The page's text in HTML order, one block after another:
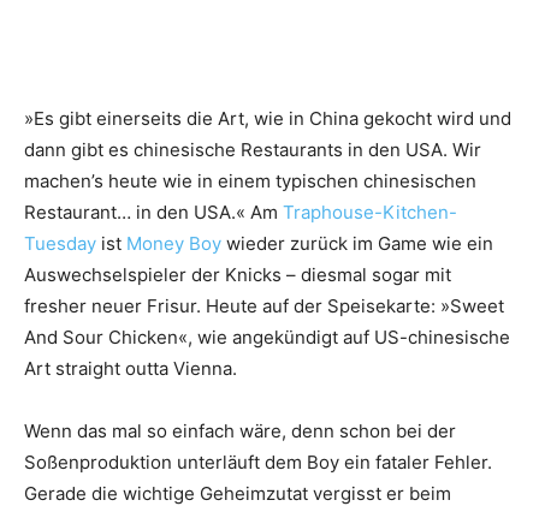
»Es gibt einerseits die Art, wie in China gekocht wird und
dann gibt es chinesische Restaurants in den USA. Wir
machen’s heute wie in einem typischen chinesischen
Restaurant… in den USA.« Am Traphouse-Kitchen-
Tuesday ist Money Boy wieder zurück im Game wie ein
Auswechselspieler der Knicks – diesmal sogar mit
fresher neuer Frisur. Heute auf der Speisekarte: »Sweet
And Sour Chicken«, wie angekündigt auf US-chinesische
Art straight outta Vienna.
Wenn das mal so einfach wäre, denn schon bei der
Soßenproduktion unterläuft dem Boy ein fataler Fehler.
Gerade die wichtige Geheimzutat vergisst er beim